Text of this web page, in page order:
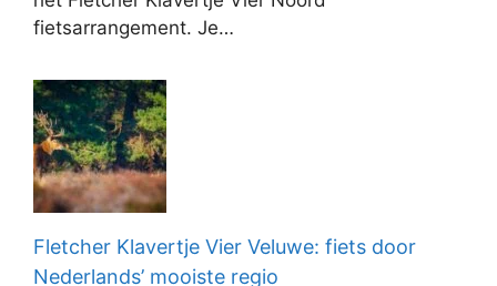
fietsarrangement. Je…
Fletcher Klavertje Vier Veluwe: fiets door
Nederlands’ mooiste regio